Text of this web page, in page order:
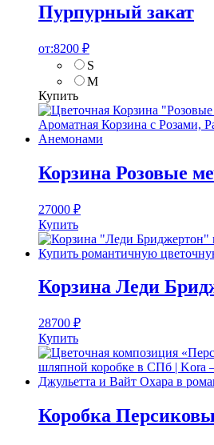
Пурпурный закат
от:8200 ₽
S
M
Купить
Корзина Розовые
27000 ₽
Купить
Корзина Леди
28700 ₽
Купить
Коробка